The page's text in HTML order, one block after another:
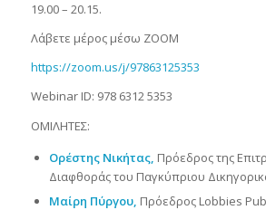
19.00 – 20.15.
Λάβετε μέρος μέσω ZOOM
https://zoom.us/j/97863125353
Webinar ID: 978 6312 5353
ΟΜΙΛΗΤΕΣ:
Ορέστης Νικήτας, Πρόεδρος της
Διαφθοράς του Παγκύπριου
Μαίρη Πύργου, Πρόεδρος Lobbies